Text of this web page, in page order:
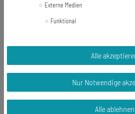
Miniblings
grün blau
8,63 € *
*inkl. ges. MwSt.zzgl.
Externe Medien
Funktional
Alle
Nur Notwendige
Alle ablehnen